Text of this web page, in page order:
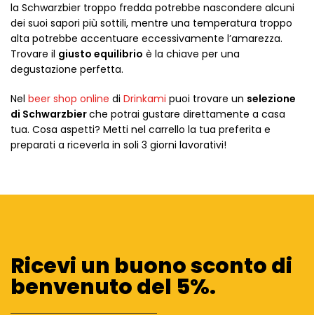
la Schwarzbier troppo fredda potrebbe nascondere alcuni
dei suoi sapori più sottili, mentre una temperatura troppo
alta potrebbe accentuare eccessivamente l’amarezza.
Trovare il giusto equilibrio è la chiave per una
degustazione perfetta.
Nel beer shop online di Drinkami puoi trovare un selezione
di Schwarzbierche potrai gustare direttamente a casa
tua. Cosa aspetti? Metti nel carrello la tua preferita e
preparati a riceverla in soli 3 giorni lavorativi!
Ricevi un buono sconto di
benvenuto del 5%.